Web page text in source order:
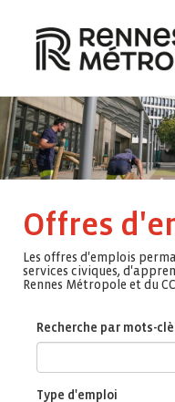
Offres
Les offres d'emplois
services civiques,
Rennes Métropole et du
Recherche par mots-
Type d'emploi